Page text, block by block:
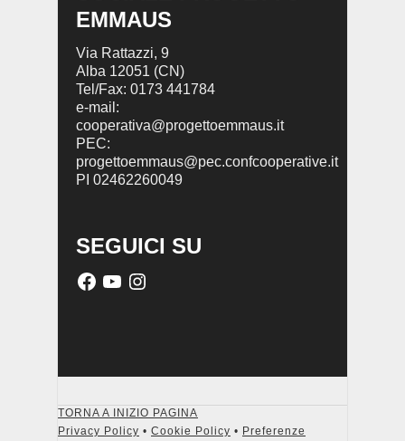
EMMAUS
Via Rattazzi, 9
Alba 12051 (CN)
Tel/Fax: 0173 441784
e-mail:
cooperativa@progettoemmaus.it
PEC:
progettoemmaus@pec.confcooperative.it
PI 02462260049
SEGUICI SU
TORNA A INIZIO PAGINA
Privacy Policy • Cookie Policy • Preferenze